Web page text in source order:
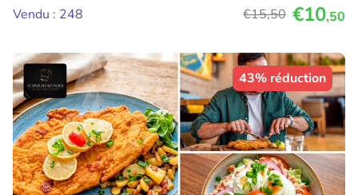
Vendu : 248
€15,50 €10,50
43% réduction